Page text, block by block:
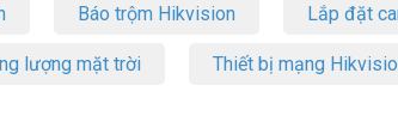
Báo trộm Hikvision Lắp đặt
lượng mặt trời Thiết bị mạng